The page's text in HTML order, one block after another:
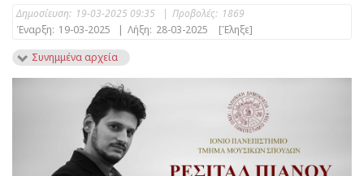
Δημοσίευση: 19-03-2025 09:35 | Προβολές: 1869
Έναρξη: 19-03-2025 | Λήξη: 28-03-2025
[Έληξε]
Συνημμένα αρχεία